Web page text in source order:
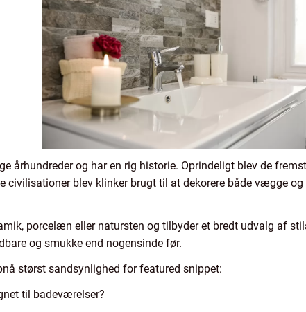
århundreder og har en rig historie. Oprindeligt blev de
civilisationer blev klinker brugt til at dekorere både vægge
porcelæn eller natursten og tilbyder et bredt udvalg af
og smukke end nogensinde før.
størst sandsynlighed for featured snippet:
til badeværelser?